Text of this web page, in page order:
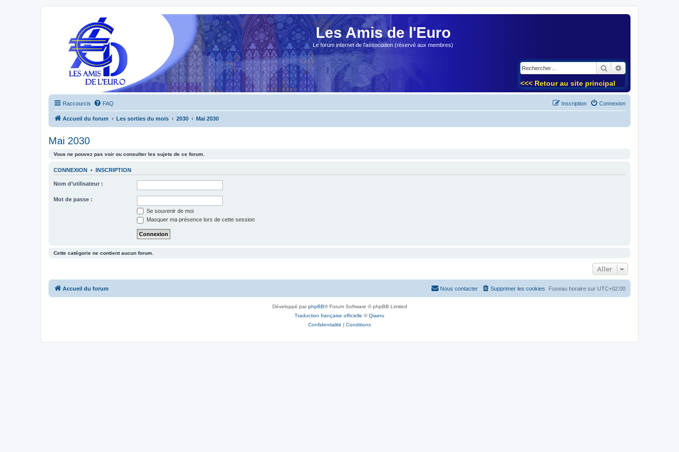
Les Amis de l'Euro
Le forum internet de l'association (réservé aux membres)
Rechercher
<<< Retour au site principal
Raccourcis FAQ Connexion
Inscription
Accueil du forum Les sorties du mois 2030 Mai 2030
Mai 2030
Vous ne pouvez pas voir ou consulter les sujets de ce forum.
CONNEXION • INSCRIPTION
Nom d’utilisateur :
Mot de passe :
Se souvenir de moi
Masquer ma présence lors de cette session
Cette catégorie ne contient aucun forum.
Aller
Accueil du forum Fuseau horaire sur UTC+02:00
Supprimer les cookies
Nous contacter
Développé parphpBB® Forum Software © phpBB Limited
Traduction française officielle ©Qiaeru
Confidentialité | Conditions